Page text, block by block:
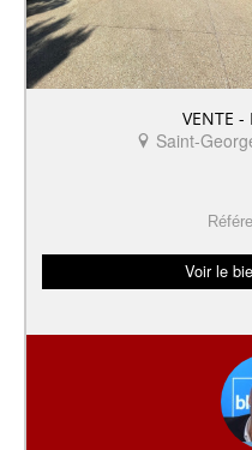
VENTE -
Saint-
Voir le